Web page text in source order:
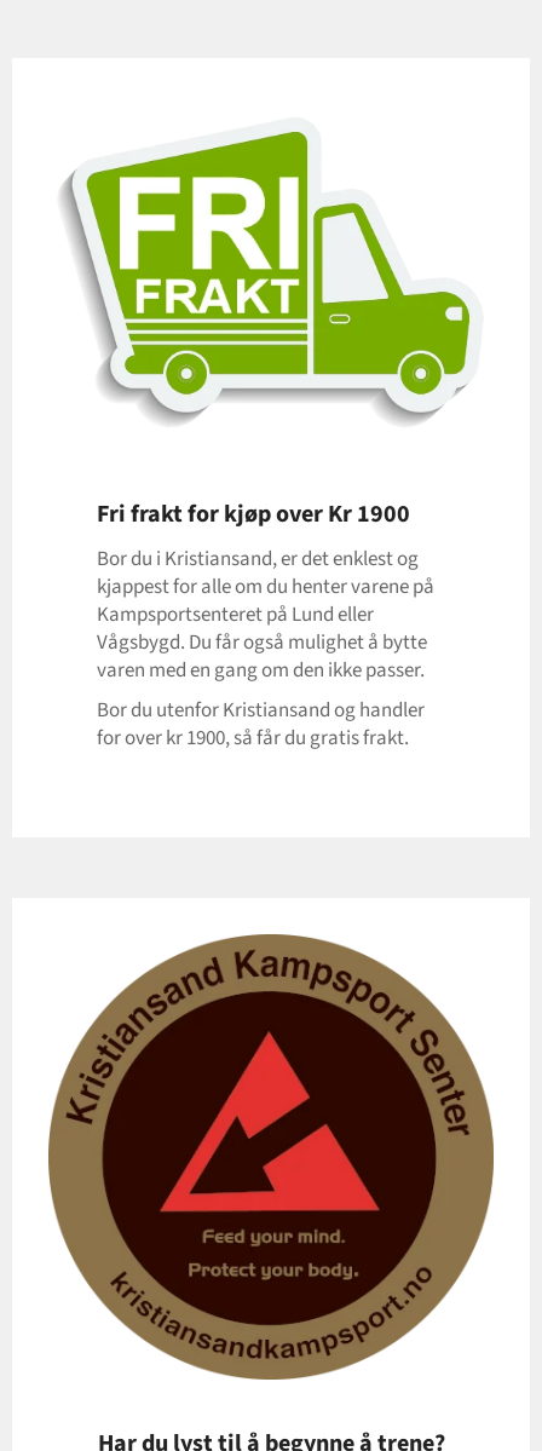
Fri frakt for kjøp over Kr 1900
Bor du i Kristiansand, er det enklest og
kjappest for alle om du henter varene på
Kampsportsenteret på Lund eller
Vågsbygd. Du får også mulighet å bytte
varen med en gang om den ikke passer.
Bor du utenfor Kristiansand og handler
for over kr 1900, så får du gratis frakt.
Har du lyst til å begynne å trene?